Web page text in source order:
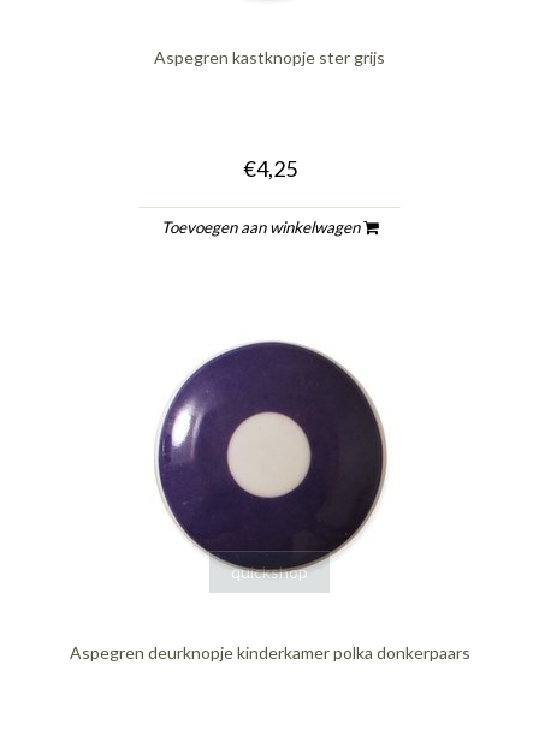
Aspegren kastknopje ster grijs
€4,25
Toevoegen aan winkelwagen
quickshop
Aspegren deurknopje kinderkamer polka donkerpaars